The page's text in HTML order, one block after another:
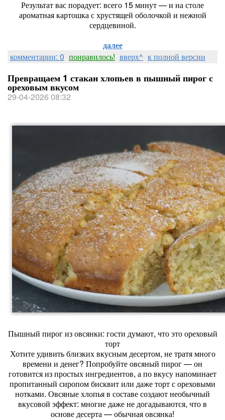
Результат вас порадует: всего 15 минут — и на столе
ароматная картошка с хрустящей оболочкой и нежной
сердцевиной.
далее
комментарии: 0 понравилось! вверх^ к полной версии
Превращаем 1 стакан хлопьев в пышный пирог с
ореховым вкусом
29-04-2026 08:32
Пышный пирог из овсянки: гости думают, что это ореховый
торт
Хотите удивить близких вкусным десертом, не тратя много
времени и денег? Попробуйте овсяный пирог — он
готовится из простых ингредиентов, а по вкусу напоминает
пропитанный сиропом бисквит или даже торт с ореховыми
нотками. Овсяные хлопья в составе создают необычный
вкусовой эффект: многие даже не догадываются, что в
основе десерта — обычная овсянка!